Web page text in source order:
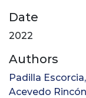
Date
2022
Authors
Padilla
Acevedo